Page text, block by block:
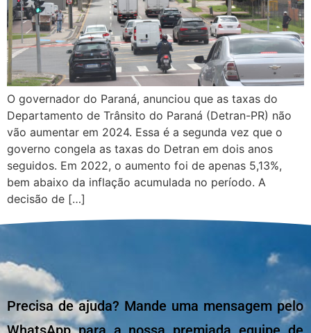
O governador do Paraná, anunciou que as taxas do
Departamento de Trânsito do Paraná (Detran-PR) não
vão aumentar em 2024. Essa é a segunda vez que o
governo congela as taxas do Detran em dois anos
seguidos. Em 2022, o aumento foi de apenas 5,13%,
bem abaixo da inflação acumulada no período. A
decisão de […]
Precisa de ajuda? Mande uma mensagem pelo